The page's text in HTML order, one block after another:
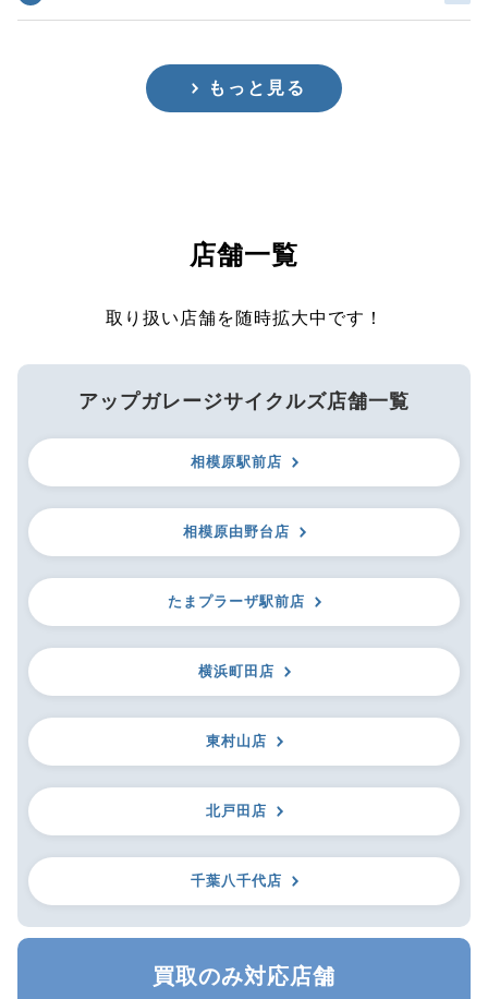
もっと見る
店舗一覧
取り扱い店舗を随時拡大中です！
アップガレージサイクルズ店舗一覧
相模原駅前店
相模原由野台店
たまプラーザ駅前店
横浜町田店
東村山店
北戸田店
千葉八千代店
買取のみ対応店舗